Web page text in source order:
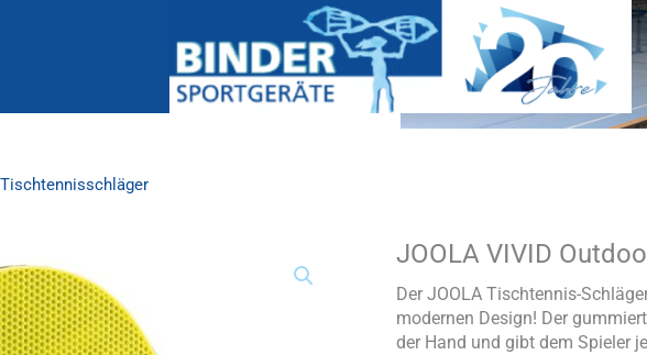
JOOLA VIVID
Der JOOLA Tischtennis-
modernen Design! Der
der Hand und gibt dem Spieler
JOOLA
Outdoor
Tischtennisschläger
Menge